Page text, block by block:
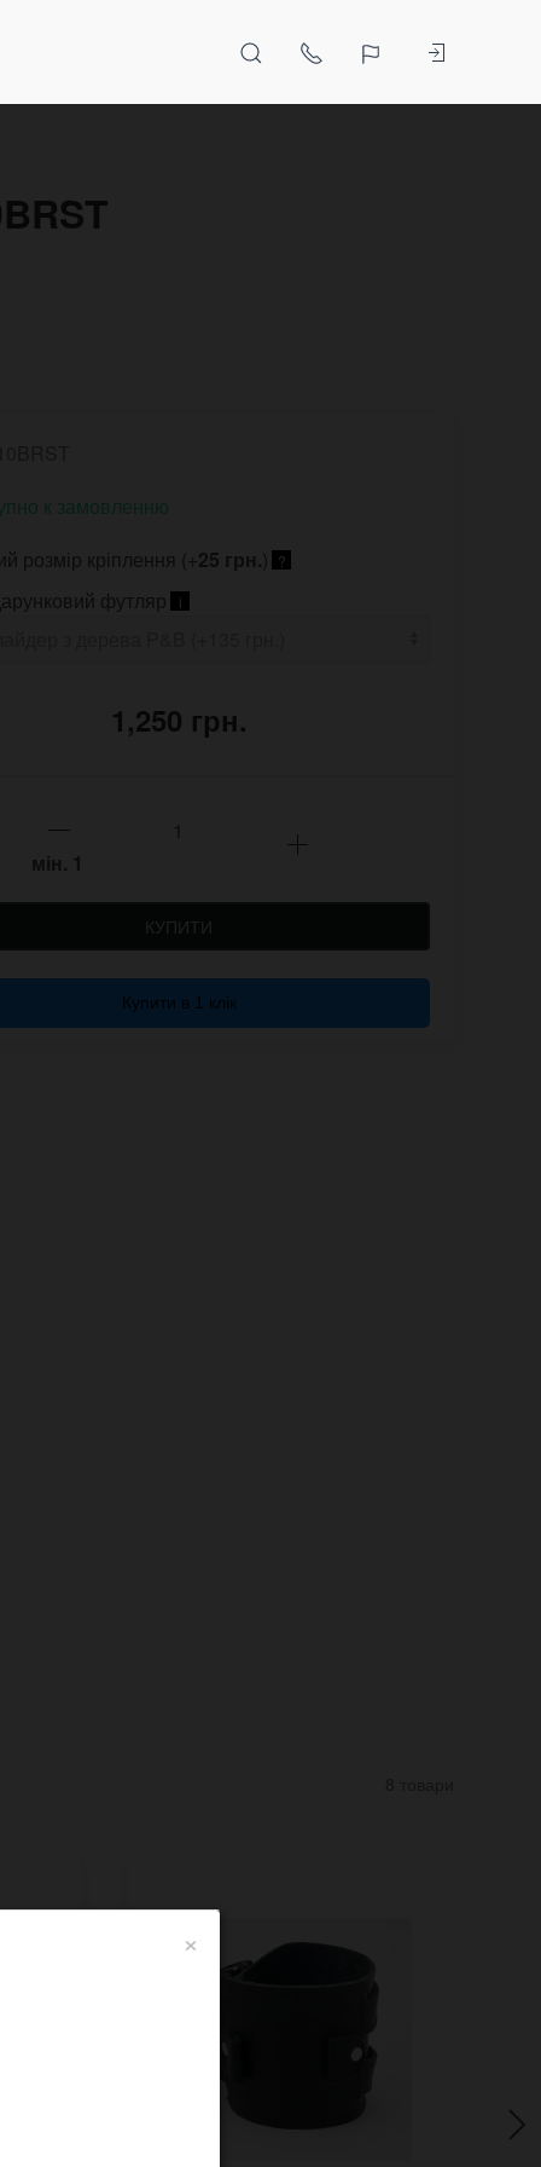
к замовленню
розмір кріплення (+25 грн.) ?
футляр i
1,250 грн.
мін. 1
КУПИТИ
Купити в 1 клік
×